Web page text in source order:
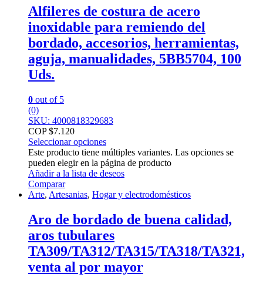
Alfileres de costura de acero
inoxidable para remiendo del
bordado, accesorios, herramientas,
aguja, manualidades, 5BB5704, 100
Uds.
0 out of 5
(0)
SKU: 4000818329683
COP $7.120
Seleccionar opciones
Este producto tiene múltiples variantes. Las opciones se
pueden elegir en la página de producto
Añadir a la lista de deseos
Comparar
Arte, Artesanias, Hogar y electrodomésticos
Aro de bordado de buena calidad,
aros tubulares
TA309/TA312/TA315/TA318/TA321,
venta al por mayor